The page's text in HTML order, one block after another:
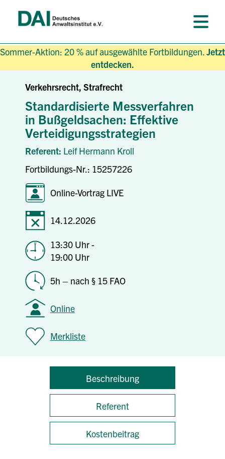
Sommer-Aktion: 20 % auf ausgewählte Fortbildungen.Jetzt
entdecken.
Verkehrsrecht, Strafrecht
Standardisierte Messverfahren
in Bußgeldsachen: Effektive
Verteidigungsstrategien
Referent: Leif Hermann Kroll
Fortbildungs-Nr.: 15257226
Online-Vortrag LIVE
14.12.2026
13:30 Uhr -
19:00 Uhr
5h – nach § 15 FAO
Online
Merkliste
Beschreibung
Referent
Kostenbeitrag